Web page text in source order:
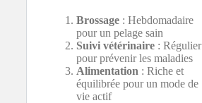
Brossage : Hebdomadaire
pour un pelage sain
Suivi vétérinaire : Régulier
pour prévenir les maladies
Alimentation : Riche et
équilibrée pour un mode de
vie actif